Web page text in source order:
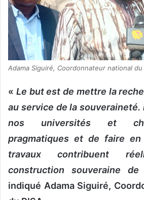
Adama Siguiré, Coordonnateur national du
« Le but est de mettre la
au service de la souveraineté.
nos universités et
pragmatiques et de faire
travaux contribuent
construction souveraine
indiqué Adama Siguiré,